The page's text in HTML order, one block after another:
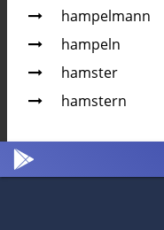
hampelmann
hampeln
hamster
hamstern